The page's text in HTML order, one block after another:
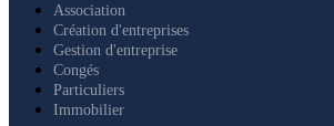
Association
Création d'entreprises
Gestion d'entreprise
Congés
Particuliers
Immobilier